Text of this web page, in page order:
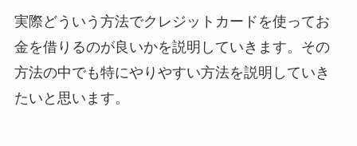
実際どういう方法でクレジットカードを使ってお
金を借りるのが良いかを説明していきます。その
方法の中でも特にやりやすい方法を説明していき
たいと思います。